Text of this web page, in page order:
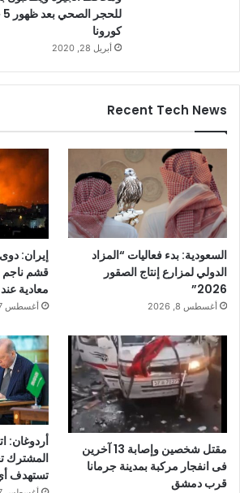
كورونا
أبريل 28, 2020
Recent Tech News
السعودية: بدء فعاليات “المزاد
الدولي لمزارع إنتاج الصقور
2026”
أغسطس 8, 2026
إيران:
قشم ناجم
معادية
أغسطس 7, 2026
مقتل شخصين وإصابة 13 آخرين
فى انفجار مركبة بمدينة جرمانا
قرب دمشق
أردوغان:
المشترك
تستهدف